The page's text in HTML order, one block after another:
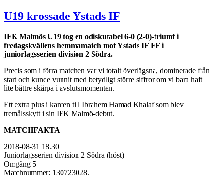
U19 krossade Ystads IF
IFK Malmös U19 tog en odiskutabel 6-0 (2-0)-triumf i
fredagskvällens hemmamatch mot Ystads IF FF i
juniorlagsserien division 2 Södra.
Precis som i förra matchen var vi totalt överlägsna, dominerade från
start och kunde vunnit med betydligt större siffror om vi bara haft
lite bättre skärpa i avslutsmomenten.
Ett extra plus i kanten till Ibrahem Hamad Khalaf som blev
tremålsskytt i sin IFK Malmö-debut.
MATCHFAKTA
2018-08-31 18.30
Juniorlagsserien division 2 Södra (höst)
Omgång 5
Matchnummer: 130723028.